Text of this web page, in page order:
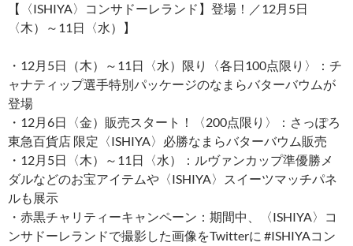
【〈ISHIYA〉コンサドーレランド】登場！／12月5日
〈木）～11日〈水）】
・12月5日（木）～11日〈水）限り〈各日100点限り〉：チ
ャナティップ選手特別パッケージのなまらバターバウムが
登場
・12月6日〈金）販売スタート！〈200点限り〉：さっぽろ
東急百貨店 限定〈ISHIYA〉必勝なまらバターバウム販売
・12月5日〈木）～11日〈水）：ルヴァンカップ準優勝メ
ダルなどのお宝アイテムや〈ISHIYA〉スイーツマッチパネ
ルも展示
・赤黒チャリティーキャンペーン：期間中、〈ISHIYA〉コ
ンサドーレランドで撮影した画像をTwitterに #ISHIYAコン